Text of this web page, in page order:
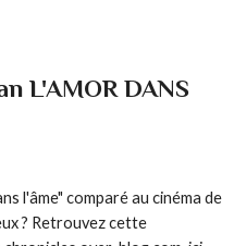
L'AMOR DANS
l'âme" comparé au cinéma de
? Retrouvez cette